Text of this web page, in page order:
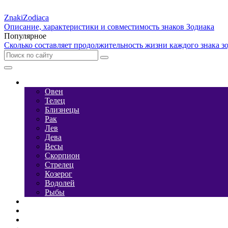
ZnakiZodiaca
Описание, характеристики и совместимость знаков Зодиака
Популярное
Сколько составляет продолжительность жизни каждого знака
Овен
Телец
Близнецы
Рак
Лев
Дева
Весы
Скорпион
Стрелец
Козерог
Водолей
Рыбы